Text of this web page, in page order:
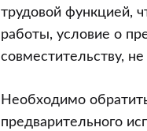
трудовой функцией,
работы, условие о
совместительству,
Необходимо
предварительного